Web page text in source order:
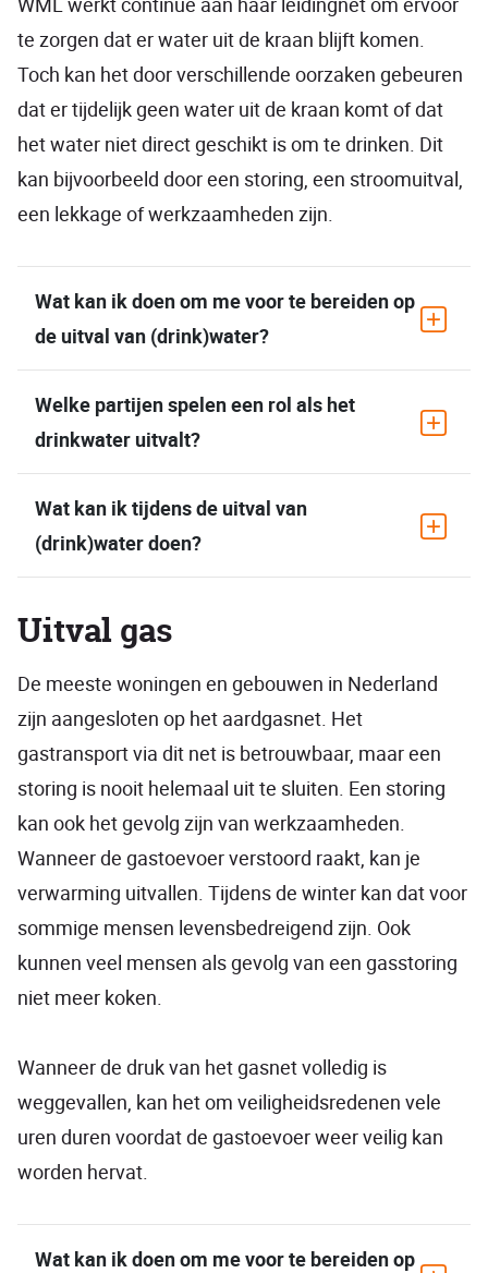
te zorgen dat er water uit de kraan blijft komen.
Toch kan het door verschillende oorzaken gebeuren
dat er tijdelijk geen water uit de kraan komt of dat
het water niet direct geschikt is om te drinken. Dit
kan bijvoorbeeld door een storing, een stroomuitval,
een lekkage of werkzaamheden zijn.
Wat kan ik doen om me voor te bereiden op
de uitval van (drink)water?
Welke partijen spelen een rol als het
drinkwater uitvalt?
Wat kan ik tijdens de uitval van
(drink)water doen?
Uitval gas
De meeste woningen en gebouwen in Nederland
zijn aangesloten op het aardgasnet. Het
gastransport via dit net is betrouwbaar, maar een
storing is nooit helemaal uit te sluiten. Een storing
kan ook het gevolg zijn van werkzaamheden.
Wanneer de gastoevoer verstoord raakt, kan je
verwarming uitvallen. Tijdens de winter kan dat voor
sommige mensen levensbedreigend zijn. Ook
kunnen veel mensen als gevolg van een gasstoring
niet meer koken.
Wanneer de druk van het gasnet volledig is
weggevallen, kan het om veiligheidsredenen vele
uren duren voordat de gastoevoer weer veilig kan
worden hervat.
Wat kan ik doen om me voor te bereiden op